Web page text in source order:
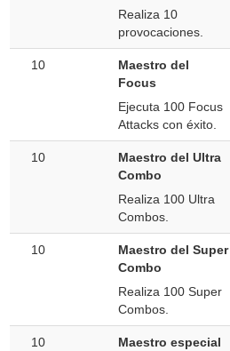
Realiza 10
provocaciones.
10
Maestro del
Focus
Ejecuta 100 Focus
Attacks con éxito.
10
Maestro del Ultra
Combo
Realiza 100 Ultra
Combos.
10
Maestro del Super
Combo
Realiza 100 Super
Combos.
10
Maestro especial